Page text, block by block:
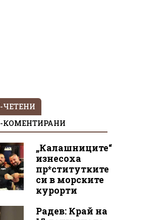
ЧЕТЕНИ
КОМЕНТИРАНИ
„Калашниците“
изнесоха
пр*ститутките
си в морските
курорти
Радев: Край на